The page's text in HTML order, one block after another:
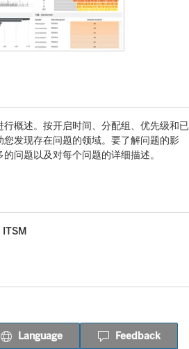
概述。按开启时间、分配组、优先级和已
发现存在问题的领域。要了解问题的影
问题以及对每个问题的详细描述。
Language Feedback